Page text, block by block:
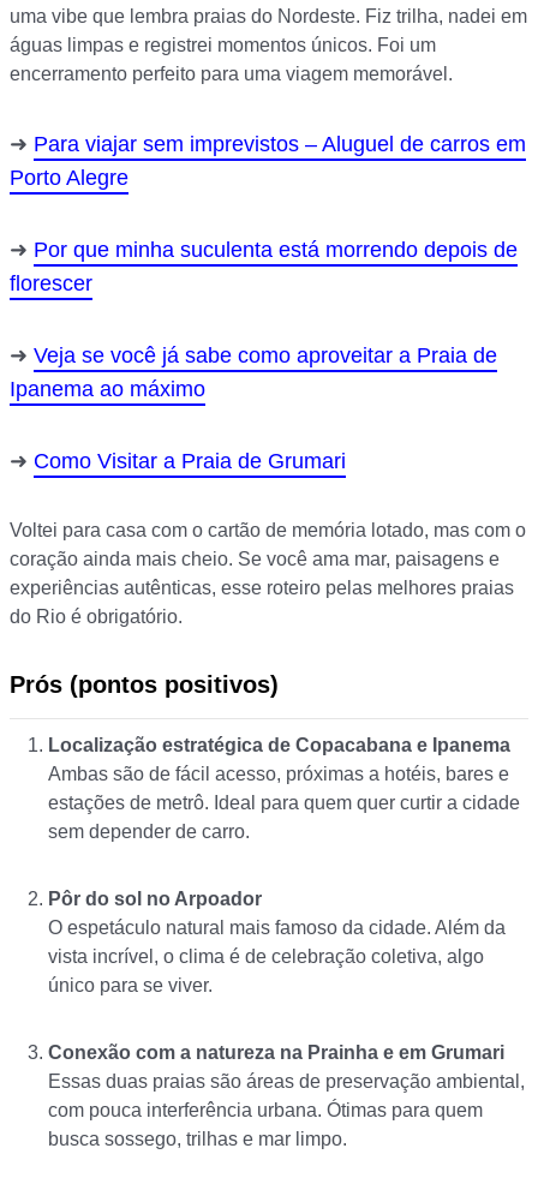
uma vibe que lembra praias do Nordeste. Fiz trilha, nadei em
águas limpas e registrei momentos únicos. Foi um
encerramento perfeito para uma viagem memorável.
Para viajar sem imprevistos – Aluguel de carros em
Porto Alegre
Por que minha suculenta está morrendo depois de
florescer
Veja se você já sabe como aproveitar a Praia de
Ipanema ao máximo
Como Visitar a Praia de Grumari
Voltei para casa com o cartão de memória lotado, mas com o
coração ainda mais cheio. Se você ama mar, paisagens e
experiências autênticas, esse roteiro pelas melhores praias
do Rio é obrigatório.
Prós (pontos positivos)
Localização estratégica de Copacabana e Ipanema
Ambas são de fácil acesso, próximas a hotéis, bares e
estações de metrô. Ideal para quem quer curtir a cidade
sem depender de carro.
Pôr do sol no Arpoador
O espetáculo natural mais famoso da cidade. Além da
vista incrível, o clima é de celebração coletiva, algo
único para se viver.
Conexão com a natureza na Prainha e em Grumari
Essas duas praias são áreas de preservação ambiental,
com pouca interferência urbana. Ótimas para quem
busca sossego, trilhas e mar limpo.